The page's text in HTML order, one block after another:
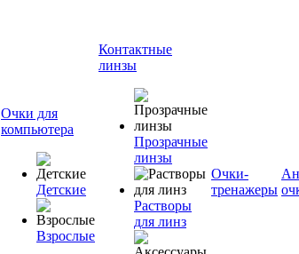
Очки для
компьютера
Детские
Взрослые
Контактные
линзы
Прозрачные
линзы
Растворы
для линз
Очки-
тренажеры